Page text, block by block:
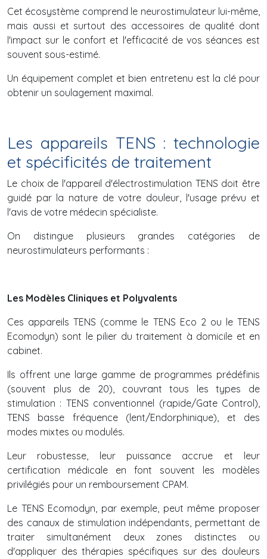
Cet écosystème comprend le neurostimulateur lui-même,
mais aussi et surtout des accessoires de qualité dont
l'impact sur le confort et l'efficacité de vos séances est
souvent sous-estimé.
Un équipement complet et bien entretenu est la clé pour
obtenir un soulagement maximal.
Les appareils TENS : technologie
et spécificités de traitement
Le choix de l'appareil d'électrostimulation TENS doit être
guidé par la nature de votre douleur, l'usage prévu et
l'avis de votre médecin spécialiste.
On distingue plusieurs grandes catégories de
neurostimulateurs performants :
Les Modèles Cliniques et Polyvalents
Ces appareils TENS (comme le TENS Eco 2 ou le TENS
Ecomodyn) sont le pilier du traitement à domicile et en
cabinet.
Ils offrent une large gamme de programmes prédéfinis
(souvent plus de 20), couvrant tous les types de
stimulation : TENS conventionnel (rapide/Gate Control),
TENS basse fréquence (lent/Endorphinique), et des
modes mixtes ou modulés.
Leur robustesse, leur puissance accrue et leur
certification médicale en font souvent les modèles
privilégiés pour un remboursement CPAM.
Le TENS Ecomodyn, par exemple, peut même proposer
des canaux de stimulation indépendants, permettant de
traiter simultanément deux zones distinctes ou
d'appliquer des thérapies spécifiques sur des douleurs